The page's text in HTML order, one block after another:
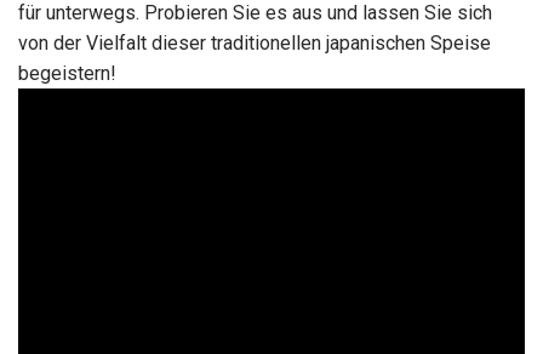
für unterwegs. Probieren Sie es aus und lassen Sie sich
von der Vielfalt dieser traditionellen japanischen Speise
begeistern!